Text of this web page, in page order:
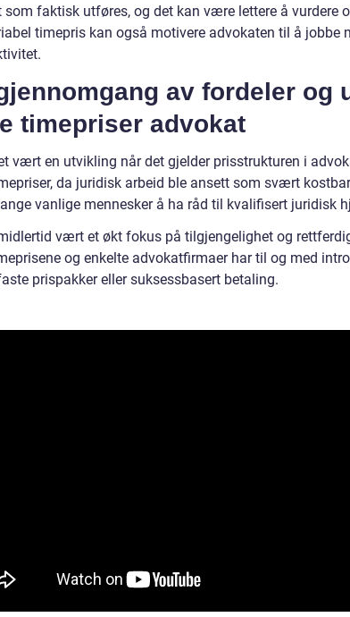
som faktisk utføres, og det kan være lettere å vurdere
timepris kan også motivere advokaten til å jobbe
av fordeler og
timepriser advokat
vært en utvikling når det gjelder prisstrukturen i
da juridisk arbeid ble ansett som svært
vanlige mennesker å ha råd til kvalifisert juridisk
vært et økt fokus på tilgjengelighet og
og enkelte advokatfirmaer har til og med
prispakker eller suksessbasert betaling.